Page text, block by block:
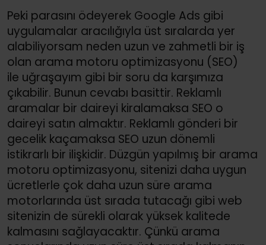
Peki parasını ödeyerek Google Ads gibi
uygulamalar aracılığıyla üst sıralarda yer
alabiliyorsam neden uzun ve zahmetli bir iş
olan arama motoru optimizasyonu (SEO)
ile uğraşayım gibi bir soru da karşımıza
çıkabilir. Bunun cevabı basittir. Reklamlı
aramalar bir daireyi kiralamaksa SEO o
daireyi satın almaktır. Reklamlı gönderi bir
gecelik kaçamaksa SEO uzun dönemli
istikrarlı bir ilişkidir. Düzgün yapılmış bir arama
motoru optimizasyonu, sitenizi daha uygun
ücretlerle çok daha uzun süre arama
motorlarında üst sırada tutacağı gibi web
sitenizin de sürekli olarak yüksek kalitede
kalmasını sağlayacaktır. Çünkü arama